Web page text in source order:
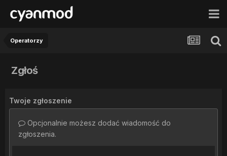
Operatorzy
Zgłoś
Twoje zgłoszenie
Opcjonalnie możesz dodać wiadomość do
zgłoszenia.